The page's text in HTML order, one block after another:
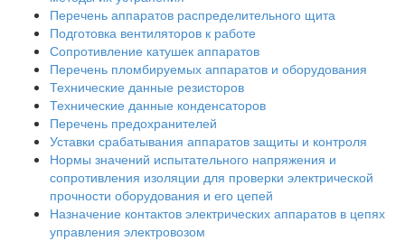
Перечень аппаратов распределительного щита
Подготовка вентиляторов к работе
Сопротивление катушек аппаратов
Перечень пломбируемых аппаратов и оборудования
Технические данные резисторов
Технические данные конденсаторов
Перечень предохранителей
Уставки срабатывания аппаратов защиты и контроля
Нормы значений испытательного напряжения и
сопротивления изоляции для проверки электрической
прочности оборудования и его цепей
Назначение контактов электрических аппаратов в цепях
управления электровозом